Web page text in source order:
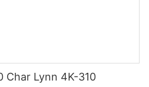
Char Lynn 4K-310